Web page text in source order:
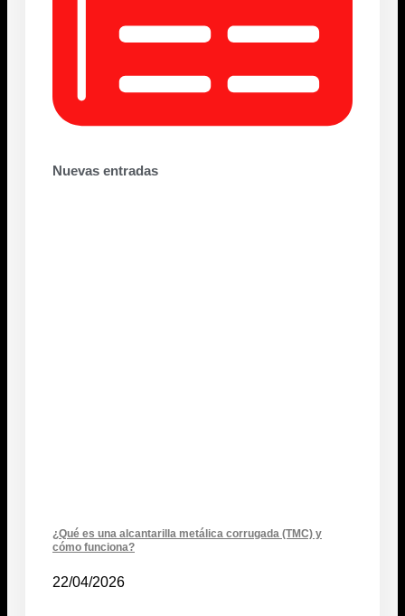
Nuevas entradas
¿Qué es una alcantarilla metálica corrugada (TMC) y
cómo funciona?
22/04/2026